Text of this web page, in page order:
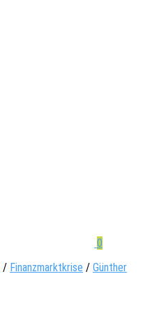
0
/ Finanzmarktkrise / Günther